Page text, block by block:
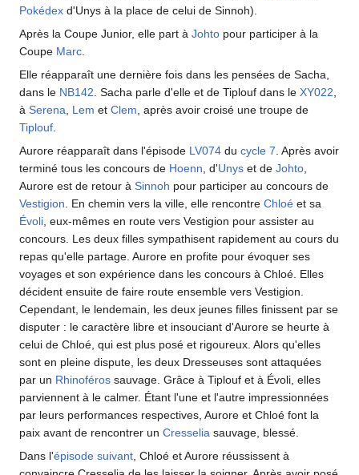
Pokédex d'Unys à la place de celui de Sinnoh).
Après la Coupe Junior, elle part à Johto pour participer à la
Coupe Marc
Elle réapparaît une dernière fois dans les pensées de Sacha,
dans le NB142 . Sacha parle d'elle et de Tiplouf dans le XY022
à Serena Lem et Clem , après avoir croisé une troupe de
Tiplouf
Aurore réapparaît dans l'épisode LV074 du cycle 7 . Après avoir
terminé tous les concours de Hoenn , d'Unys et de Johto
Aurore est de retour à Sinnoh pour participer au concours de
Vestigion . En chemin vers la ville, elle rencontre Chloé et sa
Évoli , eux-mêmes en route vers Vestigion pour assister au
concours. Les deux filles sympathisent rapidement au cours du
repas qu'elle partage. Aurore en profite pour évoquer ses
voyages et son expérience dans les concours à Chloé. Elles
décident ensuite de faire route ensemble vers Vestigion.
Cependant, le lendemain, les deux jeunes filles finissent par se
disputer : le caractère libre et insouciant d'Aurore se heurte à
celui de Chloé, qui est plus posé et rigoureux. Alors qu'elles
sont en pleine dispute, les deux Dresseuses sont attaquées
par un Rhinoféros sauvage. Grâce à Tiplouf et à Évoli, elles
parviennent à le calmer. Étant l'une et l'autre impressionnées
par leurs performances respectives, Aurore et Chloé font la
paix avant de rencontrer un Cresselia sauvage, blessé.
Dans l'épisode suivant , Chloé et Aurore réussissent à